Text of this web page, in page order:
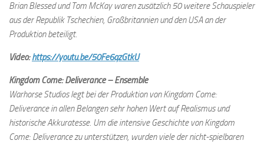
Brian Blessed und Tom McKay waren zusätzlich 50 weitere Schauspieler
aus der Republik Tschechien, Großbritannien und den USA an der
Produktion beteiligt.
Video:https://youtu.be/50Fe6qzGtkU
Kingdom Come: Deliverance – Ensemble
Warhorse Studios legt bei der Produktion von Kingdom Come:
Deliverance in allen Belangen sehr hohen Wert auf Realismus und
historische Akkuratesse. Um die intensive Geschichte von Kingdom
Come: Deliverance zu unterstützen, wurden viele der nicht-spielbaren